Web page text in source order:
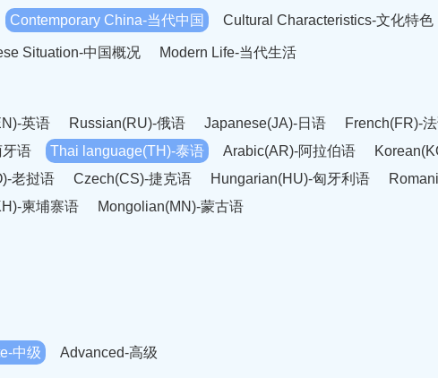
Contemporary China-当代中国 Cultural Characteristics-文化特色
Situation-中国概况 Modern Life-当代生活
英语 Russian(RU)-俄语 Japanese(JA)-日语
French(FR)-
牙语 Thai language(TH)-泰语 Arabic(AR)-阿拉伯语
老挝语 Czech(CS)-捷克语 Hungarian(HU)-匈牙利语
柬埔寨语 Mongolian(MN)-蒙古语
中级 Advanced-高级